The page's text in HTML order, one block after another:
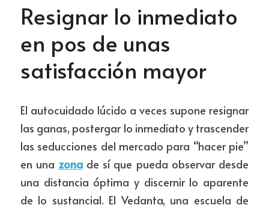
Resignar lo inmediato
en pos de unas
satisfacción mayor
El autocuidado lúcido a veces supone resignar
las ganas, postergar lo inmediato y trascender
las seducciones del mercado para “hacer pie”
en una zona de sí que pueda observar desde
una distancia óptima y discernir lo aparente
de lo sustancial. El Vedanta, una escuela de